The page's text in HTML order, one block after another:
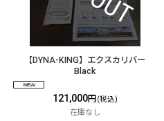
【DYNA-KING】エクスカリバー
Black
121,000円 (税込)
在庫なし